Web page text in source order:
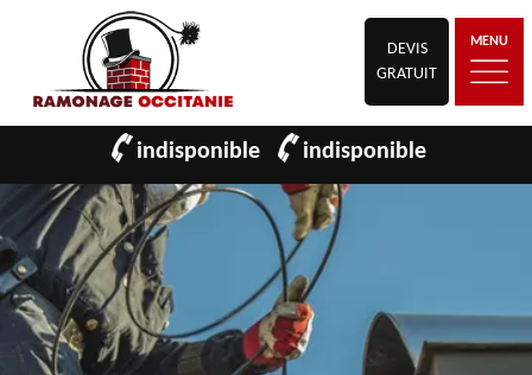
DEVIS
GRATUIT
MENU
indisponible indisponible